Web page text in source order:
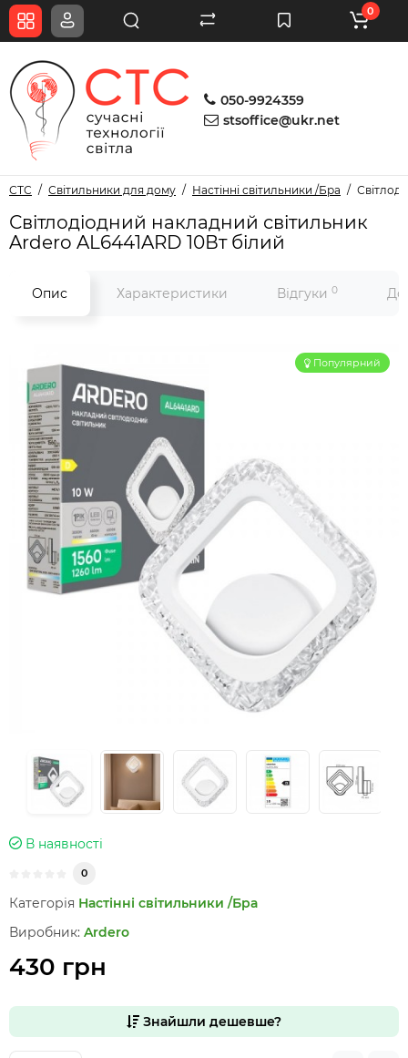
050-9924359
stsoffice@ukr.net
0
СТС Світильники для дому Настінні світильники /Бра
Світлодіодний накладний світильник
Ardero AL6441ARD 10Вт білий
Опис Характеристики Відгуки 0
Популярний
В наявності
0
Категорія Настінні світильники /Бра
Виробник: Ardero
430 грн
Знайшли дешевше?